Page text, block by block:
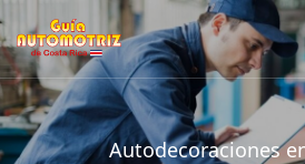
Autodecoraciones